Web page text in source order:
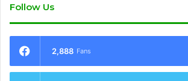
Follow Us
2,888 Fans